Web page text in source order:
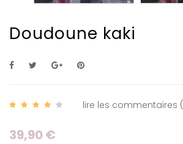
Doudoune kaki
lire les commentaires (
39,90 €